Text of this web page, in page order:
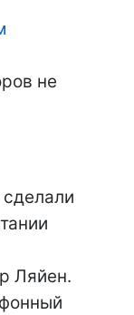
не
Ляйен.